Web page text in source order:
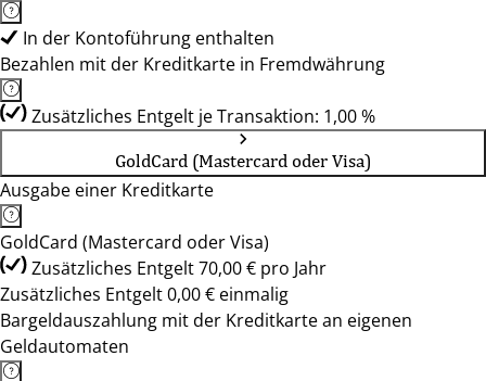
In der Kontoführung enthalten
Bezahlen mit der Kreditkarte in Fremdwährung
Zusätzliches Entgelt je Transaktion: 1,00 %
GoldCard (Mastercard oder Visa)
Ausgabe einer Kreditkarte
GoldCard (Mastercard oder Visa)
Zusätzliches Entgelt 70,00 € pro Jahr
Zusätzliches Entgelt 0,00 € einmalig
Bargeldauszahlung mit der Kreditkarte an eigenen
Geldautomaten